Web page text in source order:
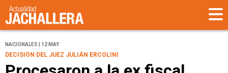
NACIONALES | 12 MAY
DECISIÓN DEL JUEZ JULIÁN ERCOLINI